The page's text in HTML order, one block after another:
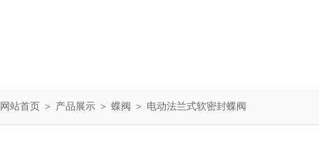
网站首页 ＞ 产品展示 ＞ 蝶阀 ＞ 电动法兰式软密封蝶阀